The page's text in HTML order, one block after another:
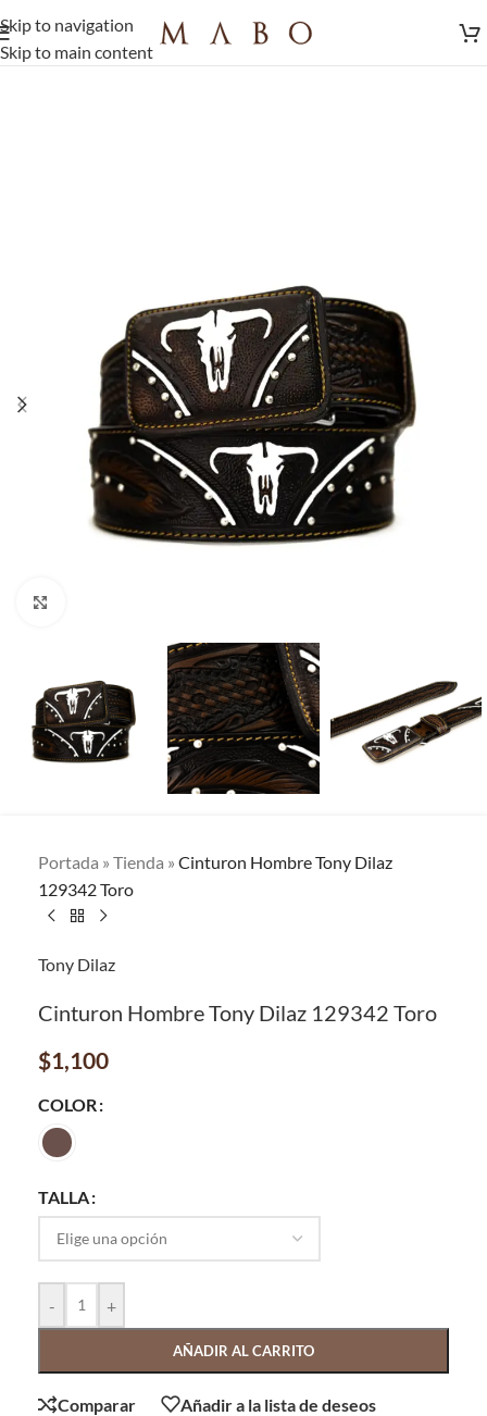
Skip to navigation
Skip to main content
Portada » Tienda » Cinturon Hombre Tony Dilaz
129342 Toro
Tony Dilaz
Cinturon Hombre Tony Dilaz 129342 Toro
$1,100
COLOR
TALLA
- +
AÑADIR AL CARRITO
Comparar Añadir a la lista de deseos